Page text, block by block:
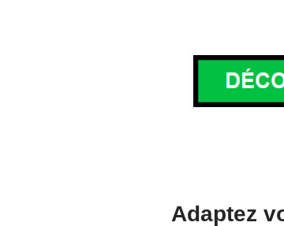
Adaptez